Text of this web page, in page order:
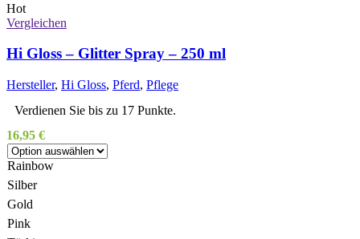
Hot
Vergleichen
Hi Gloss – Glitter Spray – 250 ml
Hersteller, Hi Gloss, Pferd, Pflege
Verdienen Sie bis zu 17 Punkte.
16,95 €
Rainbow
Silber
Gold
Pink